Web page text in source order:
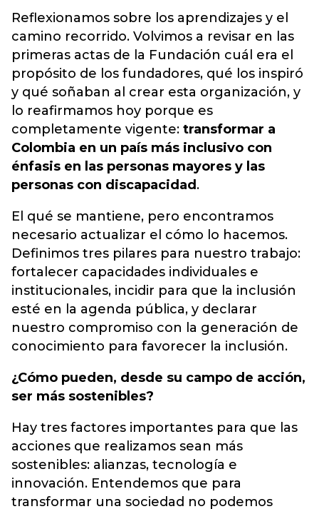
Reflexionamos sobre los aprendizajes y el
camino recorrido. Volvimos a revisar en las
primeras actas de la Fundación cuál era el
propósito de los fundadores, qué los inspiró
y qué soñaban al crear esta organización, y
lo reafirmamos hoy porque es
completamente vigente: transformar a
Colombia en un país más inclusivo con
énfasis en las personas mayores y las
personas con discapacidad .
El qué se mantiene, pero encontramos
necesario actualizar el cómo lo hacemos.
Definimos tres pilares para nuestro trabajo:
fortalecer capacidades individuales e
institucionales, incidir para que la inclusión
esté en la agenda pública, y declarar
nuestro compromiso con la generación de
conocimiento para favorecer la inclusión.
¿Cómo pueden, desde su campo de acción,
ser más sostenibles?
Hay tres factores importantes para que las
acciones que realizamos sean más
sostenibles: alianzas, tecnología e
innovación. Entendemos que para
transformar una sociedad no podemos